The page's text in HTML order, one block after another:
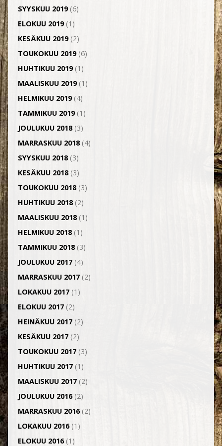
SYYSKUU 2019(6)
ELOKUU 2019(1)
KESÄKUU 2019(2)
TOUKOKUU 2019(6)
HUHTIKUU 2019(1)
MAALISKUU 2019(1)
HELMIKUU 2019(4)
TAMMIKUU 2019(1)
JOULUKUU 2018(3)
MARRASKUU 2018(4)
SYYSKUU 2018(3)
KESÄKUU 2018(3)
TOUKOKUU 2018(3)
HUHTIKUU 2018(2)
MAALISKUU 2018(1)
HELMIKUU 2018(1)
TAMMIKUU 2018(3)
JOULUKUU 2017(4)
MARRASKUU 2017(2)
LOKAKUU 2017(1)
ELOKUU 2017(2)
HEINÄKUU 2017(2)
KESÄKUU 2017(2)
TOUKOKUU 2017(3)
HUHTIKUU 2017(1)
MAALISKUU 2017(2)
JOULUKUU 2016(2)
MARRASKUU 2016(2)
LOKAKUU 2016(1)
ELOKUU 2016(1)